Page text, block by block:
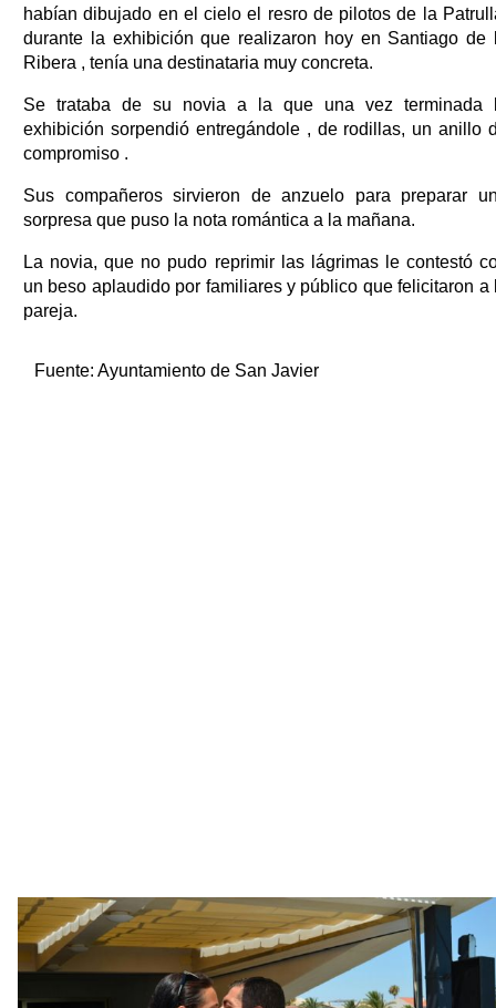
habían dibujado en el cielo el resro de pilotos de la
durante la exhibición que realizaron hoy en Santiago de
Ribera , tenía una destinataria muy concreta.
Se trataba de su novia a la que una vez terminada
exhibición sorpendió entregándole , de rodillas, un anillo
compromiso .
Sus compañeros sirvieron de anzuelo para preparar
sorpresa que puso la nota romántica a la mañana.
La novia, que no pudo reprimir las lágrimas le contestó
un beso aplaudido por familiares y público que felicitaron a
pareja.
Fuente: Ayuntamiento de San Javier